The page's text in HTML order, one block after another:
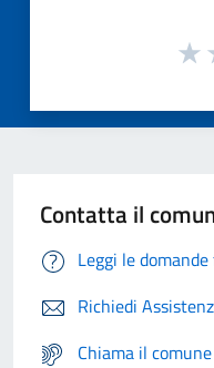
Contatta il
Leggi le
Richiedi
Chiama il